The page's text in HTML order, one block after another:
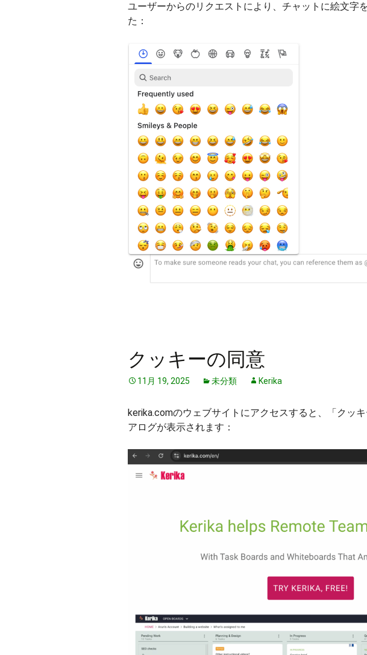
ユーザーからのリクエストにより、チャットに絵文字
た：
クッキーの同意
11月 19, 2025 未分類 Kerika
kerika.comのウェブサイトにアクセスすると、「クッ
アログが表示されます：